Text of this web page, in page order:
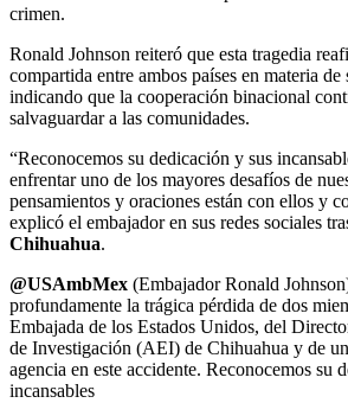
crimen.
Ronald Johnson reiteró que esta tragedia
compartida entre ambos países en materia
indicando que la cooperación binacional
salvaguardar a las comunidades.
“Reconocemos su dedicación y sus
enfrentar uno de los mayores desafíos de
pensamientos y oraciones están con ellos y
explicó el embajador en sus redes sociales
Chihuahua.
@USAmbMex (Embajador Ronald
profundamente la trágica pérdida de dos
Embajada de los Estados Unidos, del
de Investigación (AEI) de Chihuahua y de
agencia en este accidente. Reconocemos su
incansables